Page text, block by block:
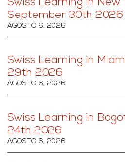
Swiss Learning in New
September 30th 2026
AGOSTO 6, 2026
Swiss Learning in
29th 2026
AGOSTO 6, 2026
Swiss Learning in
24th 2026
AGOSTO 6, 2026